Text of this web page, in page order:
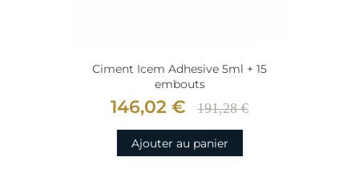
Ciment Icem Adhesive 5ml + 15
embouts
146,02 € 191,28 €
Ajouter au panier